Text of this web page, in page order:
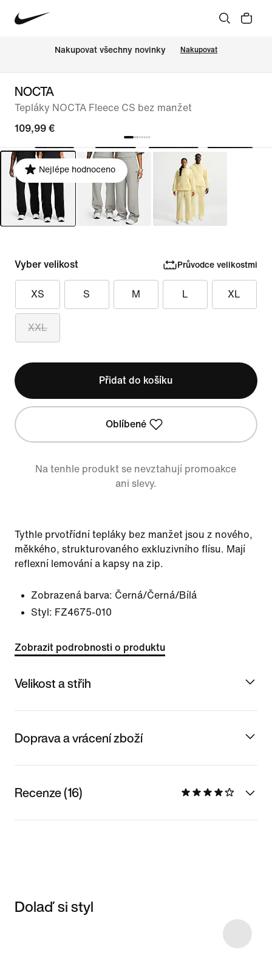
Nakupovat všechny novinky Nakupovat
NOCTA
Tepláky NOCTA Fleece CS bez manžet
109,99 €
Nejlépe hodnoceno
Vyber velikost Průvodce velikostmi
XS S M L XL
XXL
Přidat do košíku
Oblíbené
Na tenhle produkt se nevztahují promoakce
ani slevy.
Tythle prvotřídní tepláky bez manžet jsou z nového,
měkkého, strukturovaného exkluzivního flísu. Mají
reflexní lemování a kapsy na zip.
Zobrazená barva: Černá/Černá/Bílá
Styl: FZ4675-010
Zobrazit podrobnosti o produktu
Velikost a střih
Doprava a vrácení zboží
Recenze (16)
Dolaď si styl